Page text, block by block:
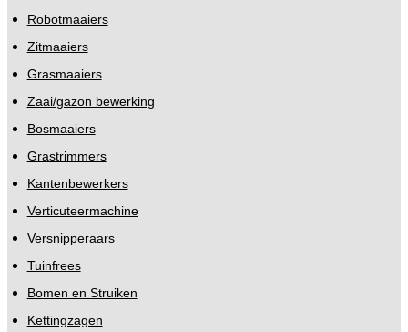
Robotmaaiers
Zitmaaiers
Grasmaaiers
Zaai/gazon bewerking
Bosmaaiers
Grastrimmers
Kantenbewerkers
Verticuteermachine
Versnipperaars
Tuinfrees
Bomen en Struiken
Kettingzagen